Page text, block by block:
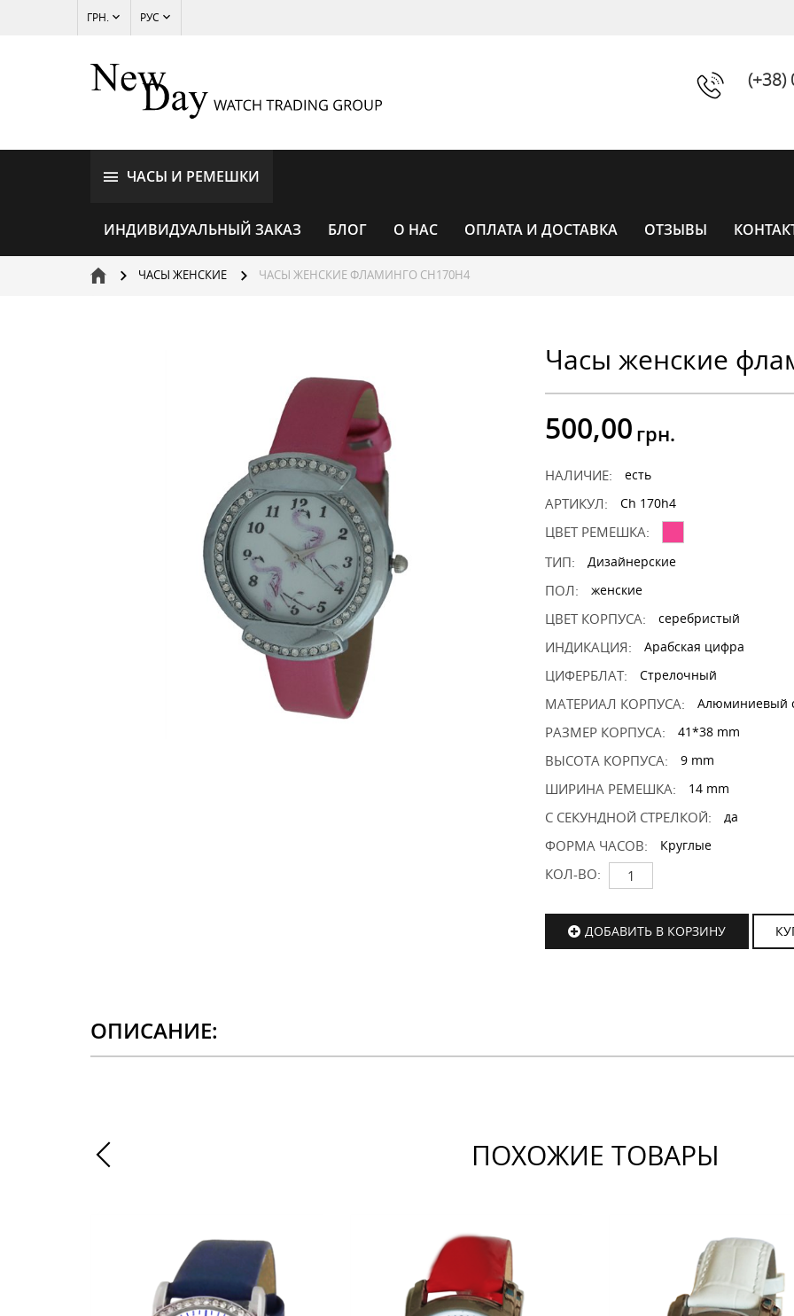
ГРН. РУС
(+38)
ЧАСЫ И РЕМЕШКИ
ИНДИВИДУАЛЬНЫЙ ЗАКАЗ БЛОГ О НАС ОПЛАТА И ДОСТАВКА ОТЗЫВЫ
ЧАСЫ ЖЕНСКИЕ
ЧАСЫ
ЧАСЫ
УНИСЕКС
ЧАСЫ ЖЕНСКИЕ ЧАСЫ ЖЕНСКИЕ ФЛАМИНГО CH170H4
Часы женские
500,00 грн.
НАЛИЧИЕ: есть
АРТИКУЛ: Ch 170h4
ЦВЕТ РЕМЕШКА:
ТИП:
Дизайнерские
ПОЛ: женские
ЦВЕТ КОРПУСА: серебристый
ИНДИКАЦИЯ: Арабская цифра
ЦИФЕРБЛАТ: Стрелочный
МАТЕРИАЛ КОРПУСА: Алюминиевый
РАЗМЕР КОРПУСА: 41*38 mm
ВЫСОТА КОРПУСА: 9 mm
ШИРИНА РЕМЕШКА: 14 mm
С СЕКУНДНОЙ СТРЕЛКОЙ: да
ФОРМА ЧАСОВ: Круглые
КОЛ-ВО:
ДОБАВИТЬ В КОРЗИНУ
ОПИСАНИЕ:
ПОХОЖИЕ ТОВАРЫ